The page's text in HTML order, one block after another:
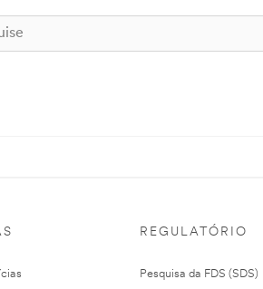
REGULATÓRIO
Pesquisa da FDS (SDS)